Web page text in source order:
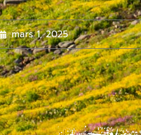
mars 1, 2025